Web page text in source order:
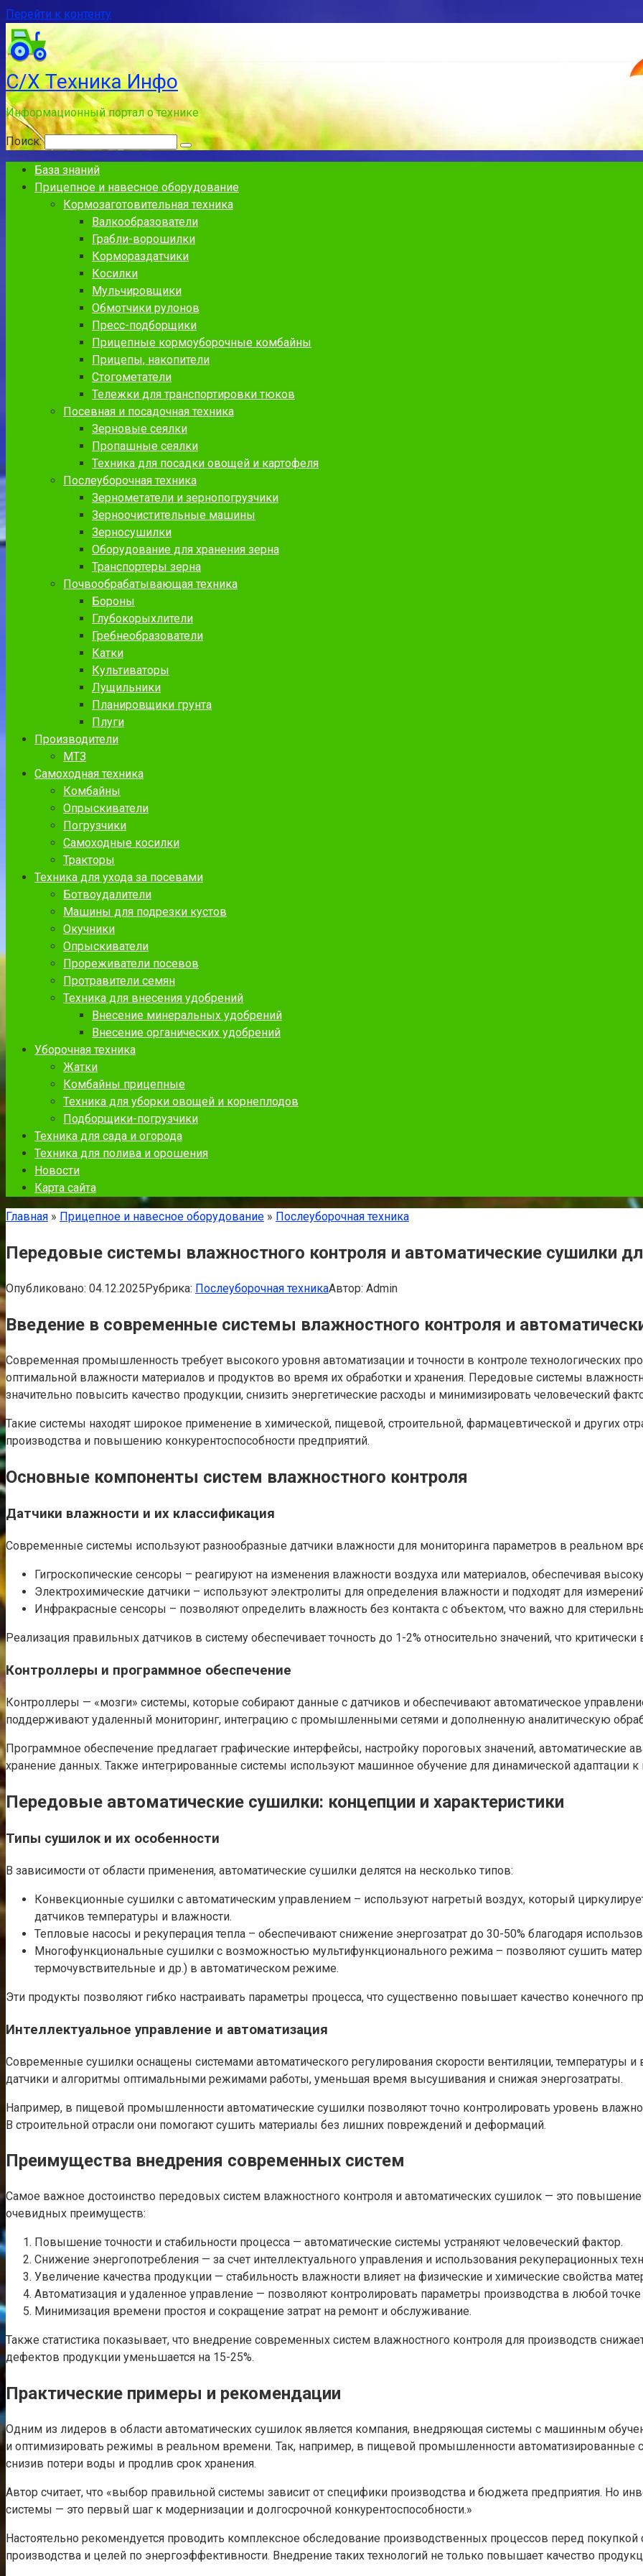
Перейти к контенту
С/Х Техника Инфо
Информационный портал о технике
Поиск:
База знаний
Прицепное и навесное оборудование
Кормозаготовительная техника
Валкообразователи
Грабли-ворошилки
Кормораздатчики
Косилки
Мульчировщики
Обмотчики рулонов
Пресс-подборщики
Прицепные кормоуборочные комбайны
Прицепы, накопители
Стогометатели
Тележки для транспортировки тюков
Посевная и посадочная техника
Зерновые сеялки
Пропашные сеялки
Техника для посадки овощей и картофеля
Послеуборочная техника
Зернометатели и зернопогрузчики
Зерноочистительные машины
Зерносушилки
Оборудование для хранения зерна
Транспортеры зерна
Почвообрабатывающая техника
Бороны
Глубокорыхлители
Гребнеобразователи
Катки
Культиваторы
Лущильники
Планировщики грунта
Плуги
Производители
МТЗ
Самоходная техника
Комбайны
Опрыскиватели
Погрузчики
Самоходные косилки
Тракторы
Техника для ухода за посевами
Ботвоудалители
Машины для подрезки кустов
Окучники
Опрыскиватели
Прореживатели посевов
Протравители семян
Техника для внесения удобрений
Внесение минеральных удобрений
Внесение органических удобрений
Уборочная техника
Жатки
Комбайны прицепные
Техника для уборки овощей и корнеплодов
Подборщики-погрузчики
Техника для сада и огорода
Техника для полива и орошения
Новости
Карта сайта
Главная » Прицепное и навесное оборудование » Послеуборочная техника
Передовые системы влажностного контроля и автоматические сушилки
Опубликовано: 04.12.2025Рубрика: Послеуборочная техникаАвтор: Admin
Введение в современные системы влажностного контроля и
Современная промышленность требует высокого уровня автоматизации и точности в контроле технологических
оптимальной влажности материалов и продуктов во время их обработки и хранения. Передовые системы
значительно повысить качество продукции, снизить энергетические расходы и минимизировать человеческий
Такие системы находят широкое применение в химической, пищевой, строительной, фармацевтической и других
производства и повышению конкурентоспособности предприятий.
Основные компоненты систем влажностного контроля
Датчики влажности и их классификация
Современные системы используют разнообразные датчики влажности для мониторинга параметров в реальном
Гигроскопические сенсоры – реагируют на изменения влажности воздуха или материалов, обеспечивая
Электрохимические датчики – используют электролиты для определения влажности и подходят для
Инфракрасные сенсоры – позволяют определить влажность без контакта с объектом, что важно для
Реализация правильных датчиков в систему обеспечивает точность до 1-2% относительно значений, что
Контроллеры и программное обеспечение
Контроллеры — «мозги» системы, которые собирают данные с датчиков и обеспечивают автоматическое
поддерживают удаленный мониторинг, интеграцию с промышленными сетями и дополненную аналитическую
Программное обеспечение предлагает графические интерфейсы, настройку пороговых значений, автоматические
хранение данных. Также интегрированные системы используют машинное обучение для динамической адаптации
Передовые автоматические сушилки: концепции и характеристики
Типы сушилок и их особенности
В зависимости от области применения, автоматические сушилки делятся на несколько типов:
Конвекционные сушилки с автоматическим управлением – используют нагретый воздух, который
датчиков температуры и влажности.
Тепловые насосы и рекуперация тепла – обеспечивают снижение энергозатрат до 30-50% благодаря
Многофункциональные сушилки с возможностью мультифункционального режима – позволяют сушить
термочувствительные и др.) в автоматическом режиме.
Эти продукты позволяют гибко настраивать параметры процесса, что существенно повышает качество конечного
Интеллектуальное управление и автоматизация
Современные сушилки оснащены системами автоматического регулирования скорости вентиляции, температуры
датчики и алгоритмы оптимальными режимами работы, уменьшая время высушивания и снижая энергозатраты.
Например, в пищевой промышленности автоматические сушилки позволяют точно контролировать уровень
В строительной отрасли они помогают сушить материалы без лишних повреждений и деформаций.
Преимущества внедрения современных систем
Самое важное достоинство передовых систем влажностного контроля и автоматических сушилок — это
очевидных преимуществ:
Повышение точности и стабильности процесса — автоматические системы устраняют человеческий фактор.
Снижение энергопотребления — за счет интеллектуального управления и использования рекуперационных
Увеличение качества продукции — стабильность влажности влияет на физические и химические свойства
Автоматизация и удаленное управление — позволяют контролировать параметры производства в любой
Минимизация времени простоя и сокращение затрат на ремонт и обслуживание.
Также статистика показывает, что внедрение современных систем влажностного контроля для производств
дефектов продукции уменьшается на 15-25%.
Практические примеры и рекомендации
Одним из лидеров в области автоматических сушилок является компания, внедряющая системы с машинным
и оптимизировать режимы в реальном времени. Так, например, в пищевой промышленности
снизив потери воды и продлив срок хранения.
Автор считает, что «выбор правильной системы зависит от специфики производства и бюджета предприятия. Но
системы — это первый шаг к модернизации и долгосрочной конкурентоспособности.»
Настоятельно рекомендуется проводить комплексное обследование производственных процессов перед
производства и целей по энергоэффективности. Внедрение таких технологий не только повышает качество